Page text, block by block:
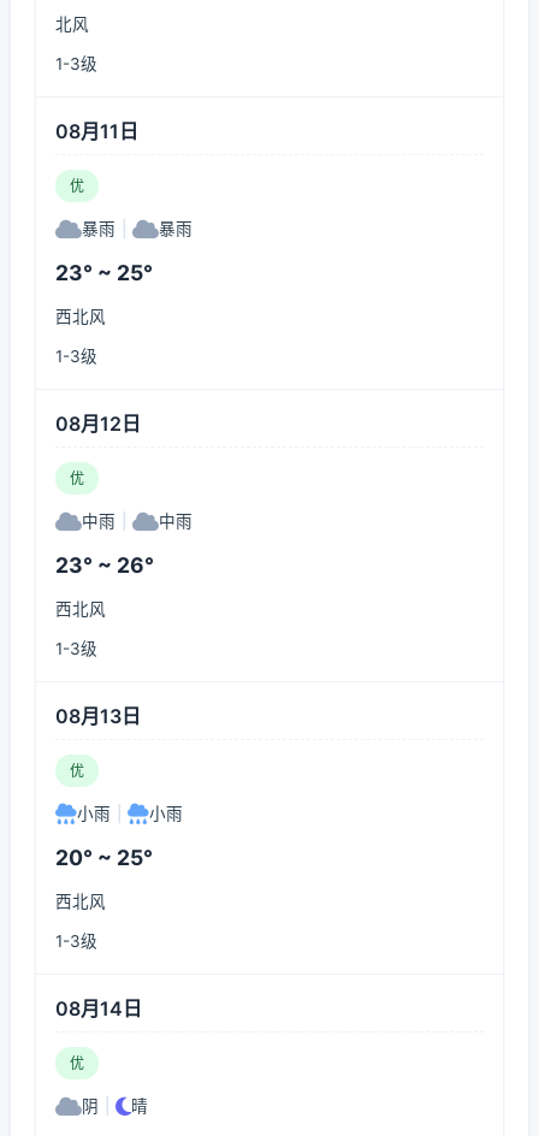
北风
1-3级
08月11日
优
暴雨 暴雨
23° ~ 25°
西北风
1-3级
08月12日
优
中雨 中雨
23° ~ 26°
西北风
1-3级
08月13日
优
小雨 小雨
20° ~ 25°
西北风
1-3级
08月14日
优
阴 晴